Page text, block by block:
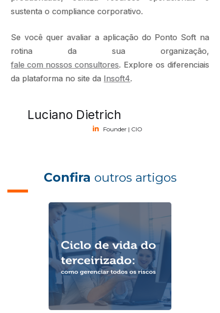
sustenta o compliance corporativo.
Se você quer avaliar a aplicação do Ponto Soft na
rotina da sua organização,
fale com nossos consultores. Explore os diferenciais
da plataforma no site da Insoft4.
Luciano Dietrich
Founder | CIO
Confira outros artigos